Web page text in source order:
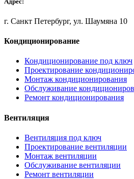
г. Санкт Петербург, ул. Шаумяна 10
Кондиционирование
Кондиционирование под ключ
Проектирование
Монтаж кондиционирования
Обслуживание
Ремонт кондиционирования
Вентиляция
Вентиляция под ключ
Проектирование вентиляции
Монтаж вентиляции
Обслуживание вентиляции
Ремонт вентиляции